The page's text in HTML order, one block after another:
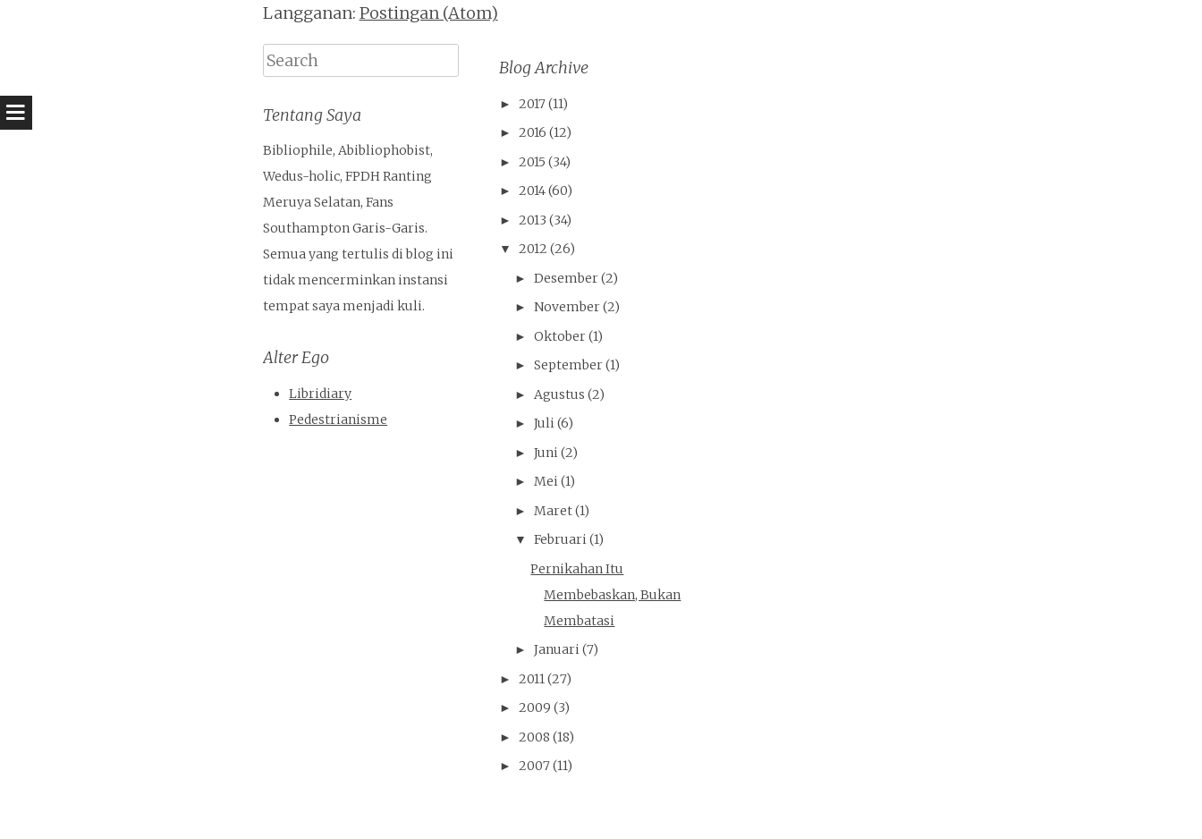
Langganan: Postingan (Atom)
Search
Tentang Saya
Bibliophile, Abibliophobist,
Wedus-holic, FPDH Ranting
Meruya Selatan, Fans
Southampton Garis-Garis.
Semua yang tertulis di blog ini
tidak mencerminkan instansi
tempat saya menjadi kuli.
Alter Ego
Libridiary
Pedestrianisme
Blog Archive
►2017(11)
►2016 (12)
►2015 (34)
►2014(60)
►2013 (34)
▼ 2012 (26)
►Desember(2)
►November(2)
►Oktober(1)
►September(1)
► Agustus (2)
►Juli(6)
►Juni(2)
►Mei(1)
►Maret(1)
▼ Februari(1)
Pernikahan Itu
Membebaskan, Bukan
Membatasi
►Januari(7)
►2011(27)
►2009 (3)
►2008 (18)
►2007(11)